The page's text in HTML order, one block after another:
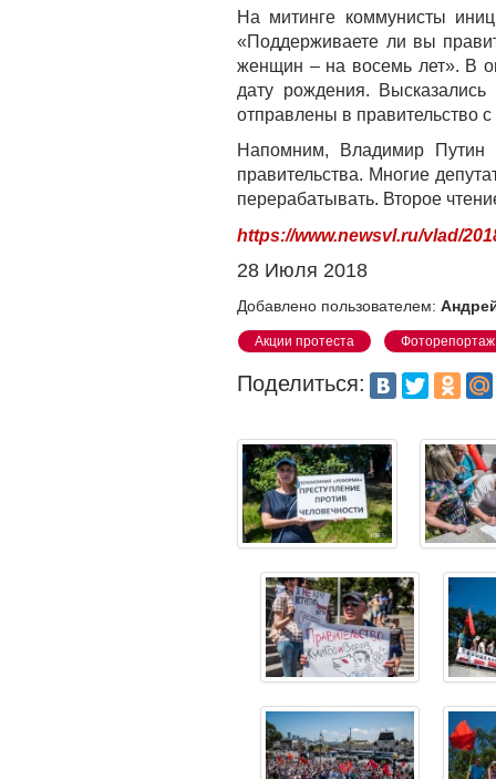
На митинге коммунисты
«Поддерживаете ли вы
женщин – на восемь лет». В
дату рождения.
отправлены в правительство
Напомним, Владимир Путин
правительства. Многие
перерабатывать. Второе
https://www.newsvl.ru/vlad/
28 Июля 2018
Добавлено пользователем:
Акции протеста Фоторепортаж
Поделиться: